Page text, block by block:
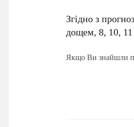
Згідно з
дощем, 8, 10, 11
Якщо Ви знайшли